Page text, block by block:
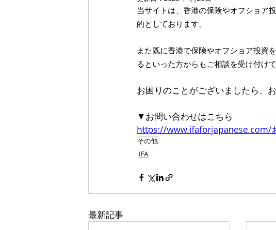
当サイトは、香港の保険やオフショア
的としております。
また既に香港で保険やオフショア投資
るといった方からもご相談を受け付けて
お困りのことがございましたら、
▼お問い合わせはこちら
https://www.ifaforjapanese.com/
その他
IFA
最新記事